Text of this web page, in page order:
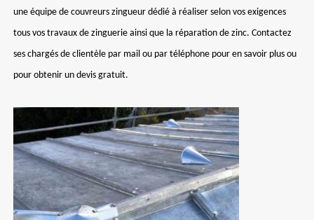
une équipe de couvreurs zingueur dédié à réaliser selon vos exigences
tous vos travaux de zinguerie ainsi que la réparation de zinc. Contactez
ses chargés de clientèle par mail ou par téléphone pour en savoir plus ou
pour obtenir un devis gratuit.